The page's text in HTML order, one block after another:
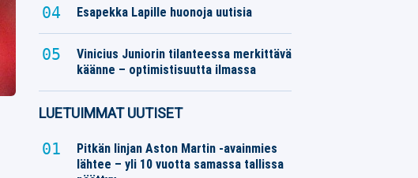
Esapekka Lapille huonoja uutisia
Vinicius Juniorin tilanteessa merkittävä
käänne – optimistisuutta ilmassa
LUETUIMMAT UUTISET
Pitkän linjan Aston Martin -avainmies
lähtee – yli 10 vuotta samassa tallissa